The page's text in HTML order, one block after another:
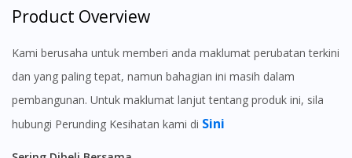
Product Overview
Kami berusaha untuk memberi anda maklumat perubatan terkini
dan yang paling tepat, namun bahagian ini masih dalam
pembangunan. Untuk maklumat lanjut tentang produk ini, sila
hubungi Perunding Kesihatan kami di Sini